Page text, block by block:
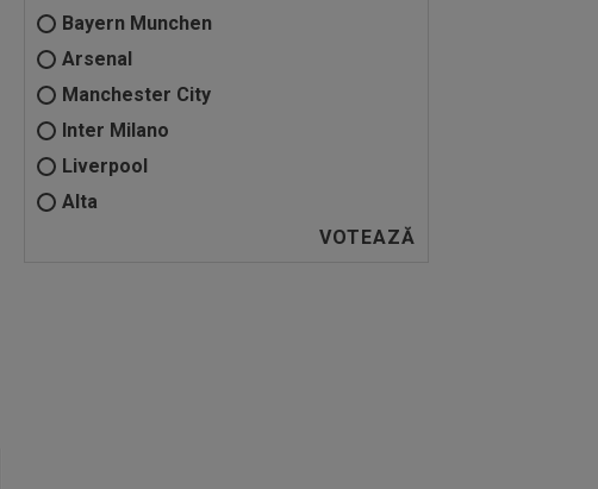
Bayern Munchen
Arsenal
Manchester City
Inter Milano
Liverpool
Alta